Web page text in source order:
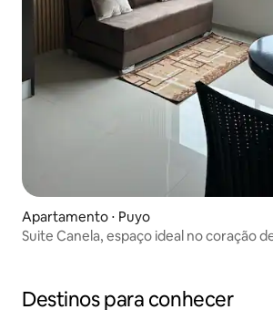
Apartamento ⋅ Puyo
Suite Canela, espaço ideal no coração
Destinos para conhecer